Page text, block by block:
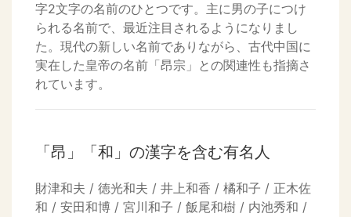
字2文字の名前のひとつです。主に男の子につけ
られる名前で、最近注目されるようになりまし
た。現代の新しい名前でありながら、古代中国に
実在した皇帝の名前「昂宗」との関連性も指摘さ
れています。
「昂」「和」の漢字を含む有名人
財津和夫 / 徳光和夫 / 井上和香 / 橘和子 / 正木佐
和 / 安田和博 / 宮川和子 / 飯尾和樹 / 内池秀和 /